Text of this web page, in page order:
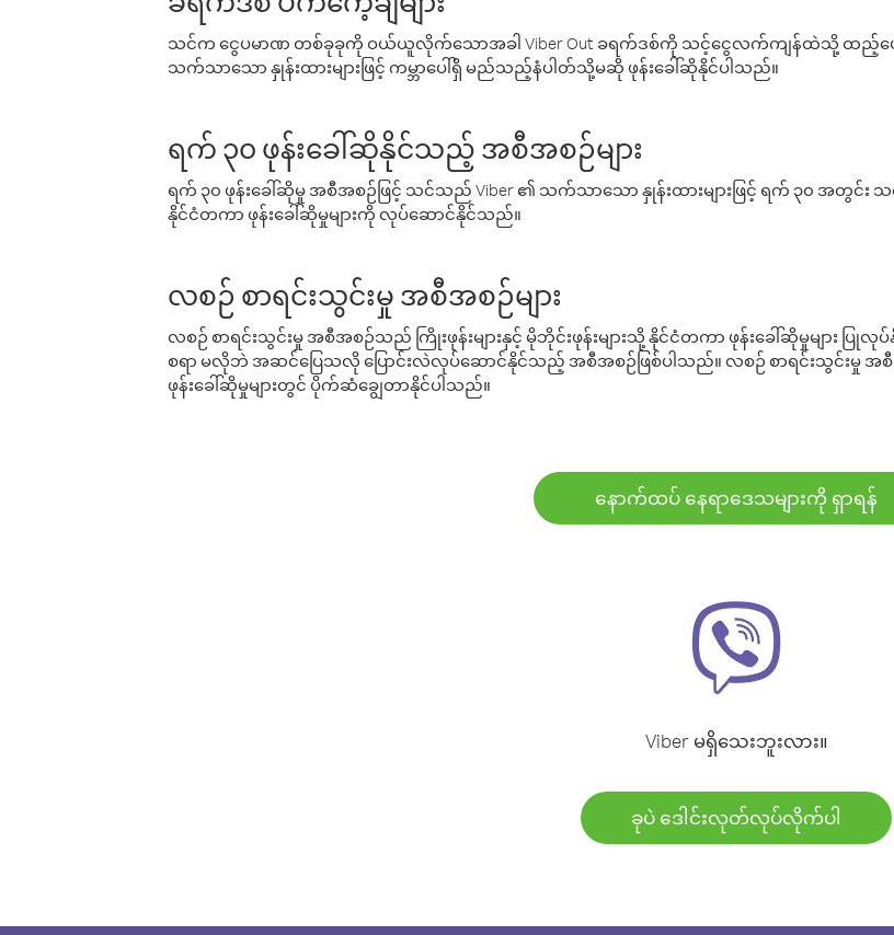
သင်က ငွေပမာဏ တစ်ခုခုကို ဝယ်ယူလိုက်သောအခါ Viber Out ခရက်ဒစ်ကို သင့်ငွေလက်ကျန်ထဲသို့ ထည့်ပ
သက်သာသော နှုန်းထားများဖြင့် ကမ္ဘာပေါ်ရှိ မည်သည့်နံပါတ်သို့မဆို ဖုန်းခေါ်ဆိုနိုင်ပါသည်။
ရက် ၃၀ ဖုန်းခေါ်ဆိုနိုင်သည့် အစီအစဉ်များ
ရက် ၃၀ ဖုန်းခေါ်ဆိုမှု အစီအစဉ်ဖြင့် သင်သည် Viber ၏ သက်သာသော နှုန်းထားများဖြင့် ရက် ၃၀ အတွင်
နိုင်ငံတကာ ဖုန်းခေါ်ဆိုမှုများကို လုပ်ဆောင်နိုင်သည်။
လစဉ် စာရင်းသွင်းမှု အစီအစဉ်များ
လစဉ် စာရင်းသွင်းမှု အစီအစဉ်သည် ကြိုးဖုန်းများနှင့် မိုဘိုင်းဖုန်းများသို့ နိုင်ငံတကာ ဖုန်းခေါ်ဆိုမှုများ
စရာ မလိုဘဲ အဆင်ပြေသလို ပြောင်းလဲလုပ်ဆောင်နိုင်သည့် အစီအစဉ်ဖြစ်ပါသည်။ လစဉ် စာရင်းသွင်းမှု အ
ဖုန်းခေါ်ဆိုမှုများတွင် ပိုက်ဆံချွေတာနိုင်ပါသည်။
နောက်ထပ် နေရာဒေသများကို ရှာရန်
Viber မရှိသေးဘူးလား။
ခုပဲ ဒေါင်းလုတ်လုပ်လိုက်ပါ